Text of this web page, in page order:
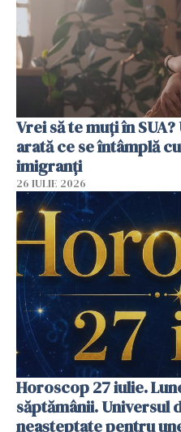
Vrei să te muți în
arată ce se întâmplă
imigranți
26 IULIE 2026
Horoscop 27 iulie.
săptămânii. Universul
neașteptate pentru